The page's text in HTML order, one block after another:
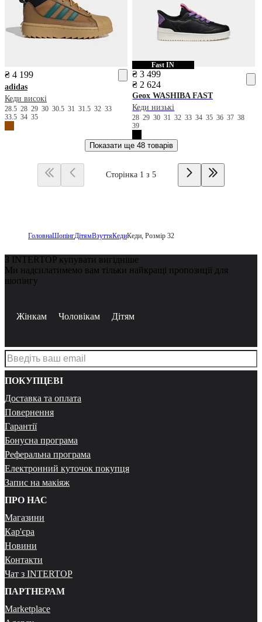
₴ 4 199
adidas
Кеди високі
28.5 28 29 30 30.5 31 31.5 32 33
33.5 34 35
Fast IN
₴ 3 499
₴ 2 624
Geox WASHIBA FAST
Кеди низькі
2829303132333435363738
39
Показати ще 48 товарів
Сторінка 1 з 5
ГоловнаШопінгДітямВзуттяКедиКеди, Розмір 32
З INTERTOP купувати вигідніше
Ми надсилатимемо вам тільки найкращі пропозиції для
шопінгу
Жінкам Чоловікам Дітям
ПОКУПЦЕВІ
Доставка та оплата
Повернення
Гарантії
Бонусна програма
Реферальна програма
Електронний куточок покупця
Запис на макіяж
ПРО НАС
Магазини
Кар'єра
Новини
Контакти
Чат з INTERTOP
ПАРТНЕРАМ
Marketplace